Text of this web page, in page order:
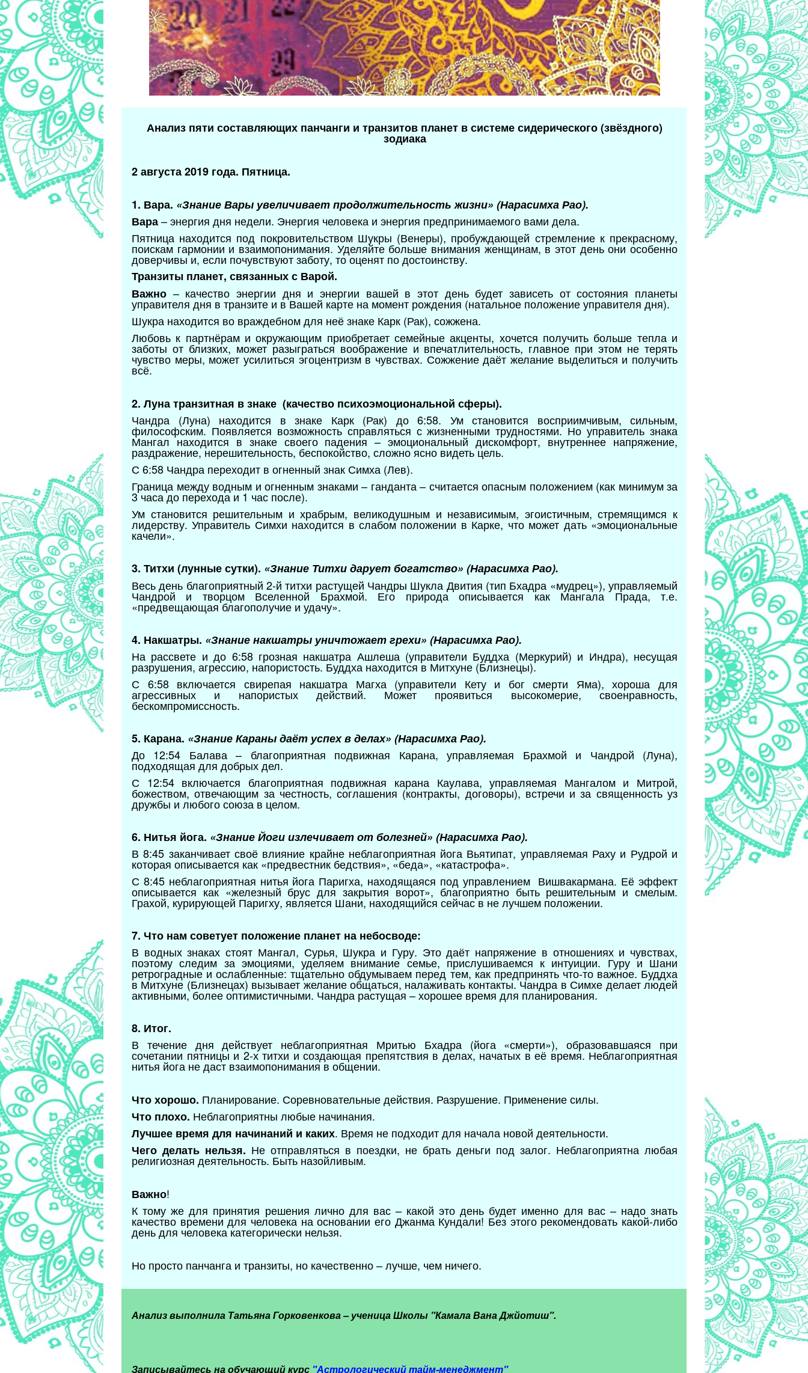
Анализ пяти составляющих панчанги и транзитов планет в системе сидерического (звёздного)
зодиака
2 августа 2019 года. Пятница.
1. Вара. «Знание Вары увеличивает продолжительность жизни» (Нарасимха Рао).
Вара– энергия дня недели. Энергия человека и энергия предпринимаемого вами дела.
Пятница находится под покровительством Шукры (Венеры), пробуждающей стремление к прекрасному,
поискам гармонии и взаимопонимания. Уделяйте больше внимания женщинам, в этот день они особенно
доверчивы и, если почувствуют заботу, то оценят по достоинству.
Транзиты планет, связанных с Варой.
Важно – качество энергии дня и энергии вашей в этот день будет зависеть от состояния планеты
управителя дня в транзите и в Вашей карте на момент рождения (натальное положение управителя дня).
Шукра находится во враждебном для неё знаке Карк (Рак), сожжена.
Любовь к партнёрам и окружающим приобретает семейные акценты, хочется получить больше тепла и
заботы от близких, может разыграться воображение и впечатлительность, главное при этом не терять
чувство меры, может усилиться эгоцентризм в чувствах. Сожжение даёт желание выделиться и получить
всё.
2. Луна транзитная в знаке (качество психоэмоциональной сферы).
Чандра (Луна) находится в знаке Карк (Рак) до 6:58. Ум становится восприимчивым, сильным,
философским. Появляется возможность справляться с жизненными трудностями. Но управитель знака
Мангал находится в знаке своего падения – эмоциональный дискомфорт, внутреннее напряжение,
раздражение, нерешительность, беспокойство, сложно ясно видеть цель.
С 6:58 Чандра переходит в огненный знак Симха (Лев).
Граница между водным и огненным знаками – ганданта – считается опасным положением (как минимум за
3 часа до перехода и 1 час после).
Ум становится решительным и храбрым, великодушным и независимым, эгоистичным, стремящимся к
лидерству. Управитель Симхи находится в слабом положении в Карке, что может дать «эмоциональные
качели».
3. Титхи (лунные сутки). «Знание Титхи дарует богатство» (Нарасимха Рао).
Весь день благоприятный 2-й титхи растущей Чандры Шукла Двития (тип Бхадра «мудрец»), управляемый
Чандрой и творцом Вселенной Брахмой. Его природа описывается как Мангала Прада, т.е.
«предвещающая благополучие и удачу».
4. Накшатры. «Знание накшатры уничтожает грехи» (Нарасимха Рао).
На рассвете и до 6:58 грозная накшатра Ашлеша (управители Буддха (Меркурий) и Индра), несущая
разрушения, агрессию, напористость. Буддха находится в Митхуне (Близнецы).
С 6:58 включается свирепая накшатра Магха (управители Кету и бог смерти Яма), хороша для
агрессивных и напористых действий. Может проявиться высокомерие, своенравность,
бескомпромиссность.
5. Карана. «Знание Караны даёт успех в делах» (Нарасимха Рао).
До 12:54 Балава – благоприятная подвижная Карана, управляемая Брахмой и Чандрой (Луна),
подходящая для добрых дел.
С 12:54 включается благоприятная подвижная карана Каулава, управляемая Мангалом и Митрой,
божеством, отвечающим за честность, соглашения (контракты, договоры), встречи и за священность уз
дружбы и любого союза в целом.
6. Нитья йога. «Знание Йоги излечивает от болезней» (Нарасимха Рао).
В 8:45 заканчивает своё влияние крайне неблагоприятная йога Вьятипат, управляемая Раху и Рудрой и
которая описывается как «предвестник бедствия», «беда», «катастрофа».
С 8:45 неблагоприятная нитья йога Паригха, находящаяся под управлением Вишвакармана. Её эффект
описывается как «железный брус для закрытия ворот», благоприятно быть решительным и смелым.
Грахой, курирующей Паригху, является Шани, находящийся сейчас в не лучшем положении.
7. Что нам советует положение планет на небосводе:
В водных знаках стоят Мангал, Сурья, Шукра и Гуру. Это даёт напряжение в отношениях и чувствах,
поэтому следим за эмоциями, уделяем внимание семье, прислушиваемся к интуиции. Гуру и Шани
ретроградные и ослабленные: тщательно обдумываем перед тем, как предпринять что-то важное. Буддха
в Митхуне (Близнецах) вызывает желание общаться, налаживать контакты. Чандра в Симхе делает людей
активными, более оптимистичными. Чандра растущая – хорошее время для планирования.
8. Итог.
В течение дня действует неблагоприятная Мритью Бхадра (йога «смерти»), образовавшаяся при
сочетании пятницы и 2-х титхи и создающая препятствия в делах, начатых в её время. Неблагоприятная
нитья йога не даст взаимопонимания в общении.
Что хорошо. Планирование. Соревновательные действия. Разрушение. Применение силы.
Что плохо. Неблагоприятны любые начинания.
Лучшее время для начинаний и каких. Время не подходит для начала новой деятельности.
Чего делать нельзя. Не отправляться в поездки, не брать деньги под залог. Неблагоприятна любая
религиозная деятельность. Быть назойливым.
Важно!
К тому же для принятия решения лично для вас – какой это день будет именно для вас – надо знать
качество времени для человека на основании его Джанма Кундали! Без этого рекомендовать какой-либо
день для человека категорически нельзя.
Но просто панчанга и транзиты, но качественно – лучше, чем ничего.
Анализ выполнила Татьяна Горковенкова – ученица Школы "Камала Вана Джйотиш".
Записывайтесь на обучающий курс "Астрологический тайм-менеджмент"